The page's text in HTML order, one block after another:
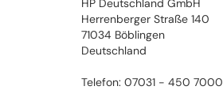
HP Deutschland GmbH
Herrenberger Straße 140
71034 Böblingen
Deutschland
Telefon: 07031 - 450 7000